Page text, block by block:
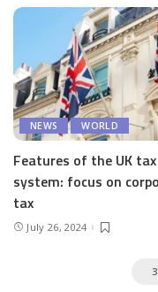
NEWS WORLD
Features of the UK tax
system: focus on
tax
July 26, 2024